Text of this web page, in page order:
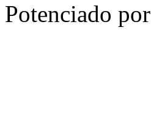
Potenciado por